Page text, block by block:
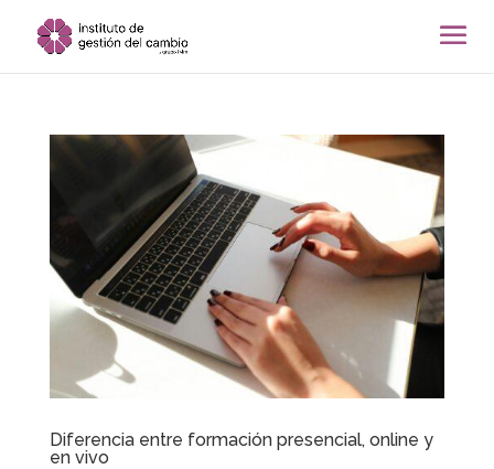
Diferencia entre formación presencial, online y
en vivo